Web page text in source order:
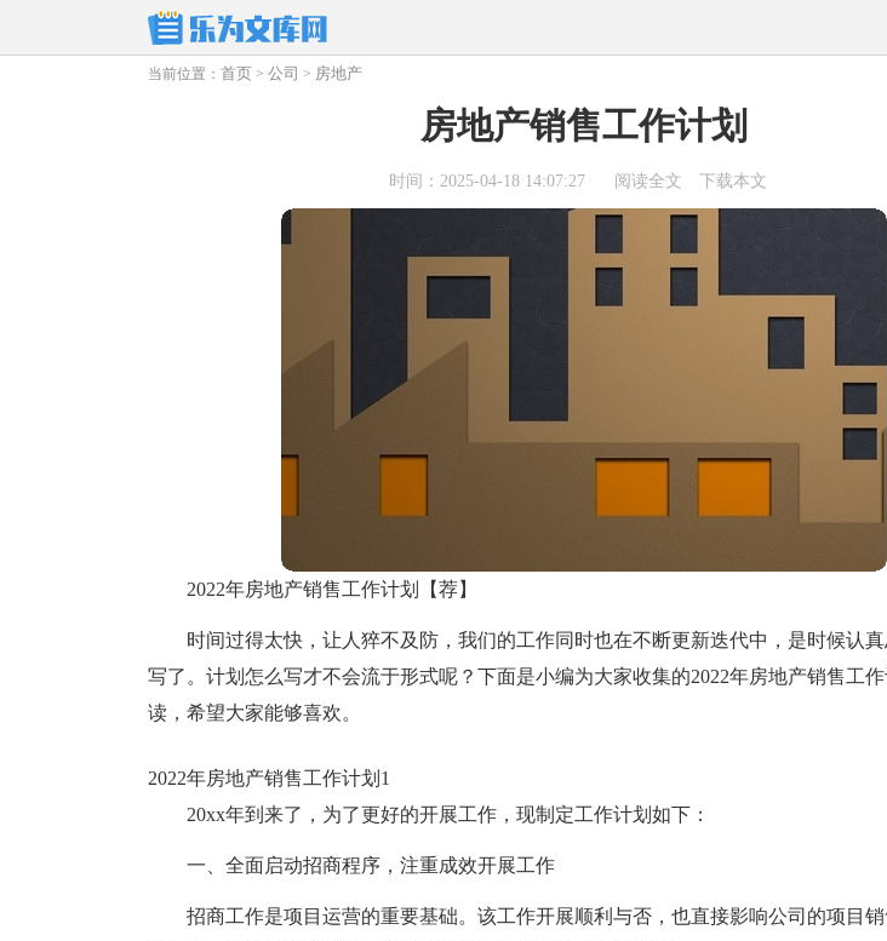
当前位置： 首页 > 公司 > 房地产
房地产销售工作计划
时间：2025-04-18 14:07:27 阅读全文 下载本文
2022年房地产销售工作计划【荐】
时间过得太快，让人猝不及防，我们的工作同时也在不断更新迭代中，是时候认
写了。计划怎么写才不会流于形式呢？下面是小编为大家收集的2022年房地产销售工
读，希望大家能够喜欢。
2022年房地产销售工作计划1
20xx年到来了，为了更好的开展工作，现制定工作计划如下：
一、全面启动招商程序，注重成效开展工作
招商工作是项目运营的重要基础。该工作开展顺利与否，也直接影响公司的项目